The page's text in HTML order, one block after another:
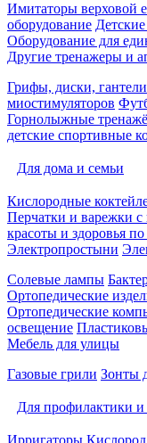
Имитаторы верховой
оборудование
Оборудование для
Другие тренажеры и
Грифы, диски, гантели
миостимуляторов
Горнолыжные
детские спортивные
Для дома и семьи
Кислородные
Перчатки и варежки с
красоты и здоровья
Электропростыни
Солевые лампы
Ортопедические
Ортопедические
освещение
Мебель для улицы
Газовые грили Зонты
Для профилактики и
Ирригаторы Кислород